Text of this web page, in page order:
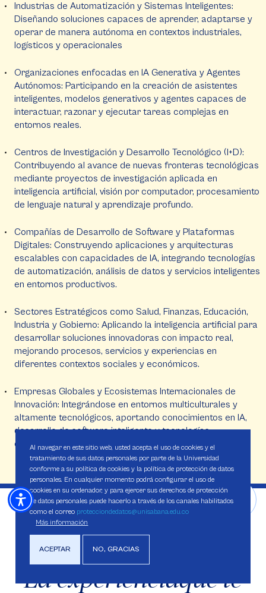
Industrias de Automatización y Sistemas Inteligentes:
Diseñando soluciones capaces de aprender, adaptarse y
operar de manera autónoma en contextos industriales,
logísticos y operacionales
Organizaciones enfocadas en IA Generativa y Agentes
Autónomos: Participando en la creación de asistentes
inteligentes, modelos generativos y agentes capaces de
interactuar, razonar y ejecutar tareas complejas en
entornos reales.
Centros de Investigación y Desarrollo Tecnológico (I+D):
Contribuyendo al avance de nuevas fronteras tecnológicas
mediante proyectos de investigación aplicada en
inteligencia artificial, visión por computador, procesamiento
de lenguaje natural y aprendizaje profundo.
Compañías de Desarrollo de Software y Plataformas
Digitales: Construyendo aplicaciones y arquitecturas
escalables con capacidades de IA, integrando tecnologías
de automatización, análisis de datos y servicios inteligentes
en entornos productivos.
Sectores Estratégicos como Salud, Finanzas, Educación,
Industria y Gobierno: Aplicando la inteligencia artificial para
desarrollar soluciones innovadoras con impacto real,
mejorando procesos, servicios y experiencias en
diferentes contextos sociales y económicos.
Empresas Globales y Ecosistemas Internacionales de
Innovación: Integrándose en entornos multiculturales y
altamente tecnológicos, aportando conocimientos en IA,
desarrollo de software inteligente y tecnologías
emergentes con alcance internacional.
La experienciaque te
Al navegar en este sitio web, usted acepta el uso de cookies y el
tratamiento de sus datos personales por parte de la Universidad
conforme a su política de cookies y la política de protección de datos
personales. En cualquier momento podrá configurar el uso de
cookies en su ordenador, y para ejercer sus derechos de protección
de datos personales puede hacerlo a través de los canales habilitados
como el correo protecciondedatos@unisabana.edu.co
Más información
ACEPTAR NO, GRACIAS